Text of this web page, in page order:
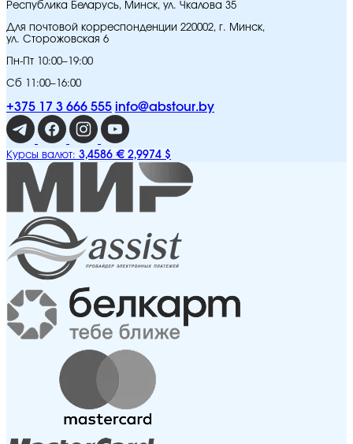
Республика Беларусь, Минск, ул. Чкалова 35
Для почтовой корреспонденции 220002, г. Минск,
ул. Сторожовская 6
Пн-Пт 10:00–19:00
Сб 11:00–16:00
+375 17 3 666 555 info@abstour.by
Курсы валют: 3,4586 € 2,9974 $